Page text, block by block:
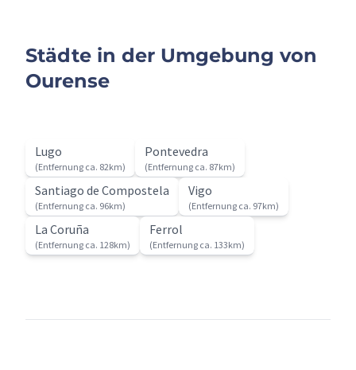
Städte in der Umgebung von
Ourense
Lugo
(Entfernung ca. 82km)
Pontevedra
(Entfernung ca. 87km)
Santiago de Compostela
(Entfernung ca. 96km)
Vigo
(Entfernung ca. 97km)
La Coruña
(Entfernung ca. 128km)
Ferrol
(Entfernung ca. 133km)